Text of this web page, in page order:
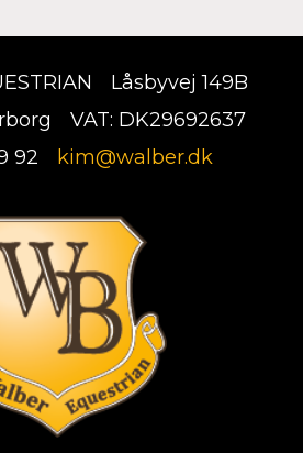
Låsbyvej 149B
VAT: DK29692637
92
kim@walber.dk